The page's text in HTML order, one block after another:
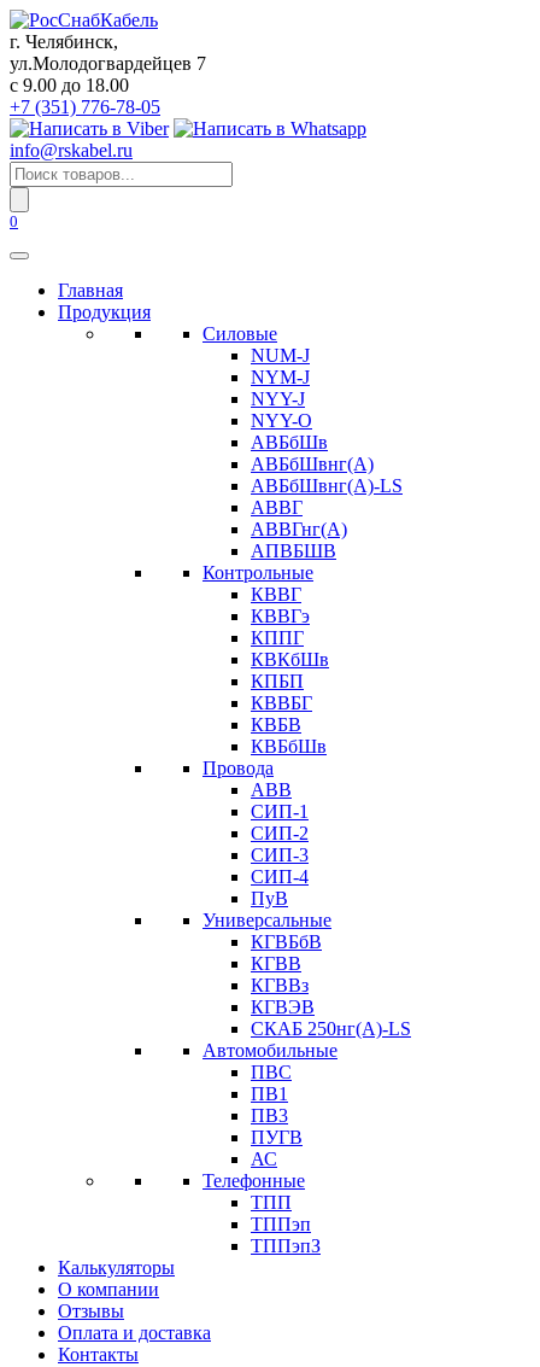
Перейти
к
содержанию
г. Челябинск,
ул.Молодогвардейцев 7
c 9.00 до 18.00
+7 (351) 776-78-05
info@rskabel.ru
Поиск
товаров
0
Главная
Продукция
Силовые
NUM-J
NYM-J
NYY-J
NYY-O
АВБбШв
АВБбШвнг(А)
АВБбШвнг(А)-LS
АВВГ
АВВГнг(А)
АПВБШВ
Контрольные
КВВГ
КВВГэ
КППГ
КВКбШв
КПБП
КВВБГ
КВБВ
КВБбШв
Провода
АВВ
СИП-1
СИП-2
СИП-3
СИП-4
ПуВ
Универсальные
КГВБбВ
КГВВ
КГВВз
КГВЭВ
СКАБ 250нг(А)-LS
Автомобильные
ПВС
ПВ1
ПВ3
ПУГВ
АС
Телефонные
ТПП
ТППэп
ТППэпЗ
Калькуляторы
О компании
Отзывы
Оплата и доставка
Контакты